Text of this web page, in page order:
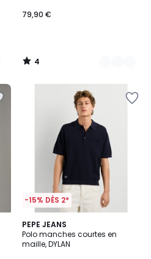
79,90 €
4
/
-15% DÈS 2*
PEPE JEANS
Polo manches courtes en
maille, DYLAN